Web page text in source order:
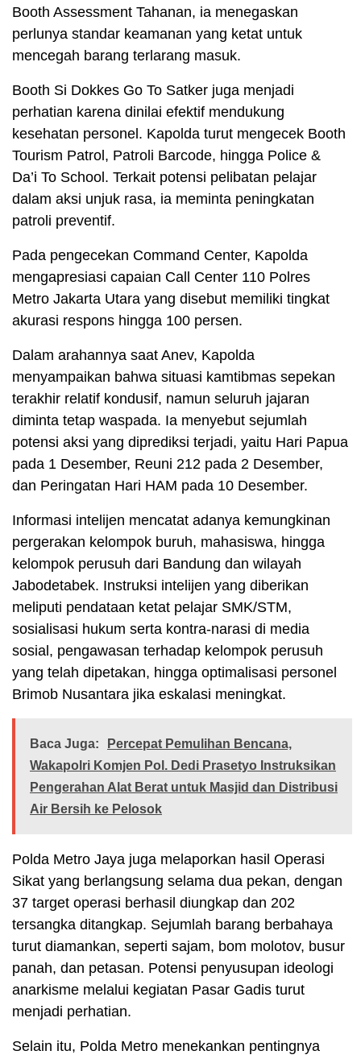
Booth Assessment Tahanan, ia menegaskan
perlunya standar keamanan yang ketat untuk
mencegah barang terlarang masuk.
Booth Si Dokkes Go To Satker juga menjadi
perhatian karena dinilai efektif mendukung
kesehatan personel. Kapolda turut mengecek Booth
Tourism Patrol, Patroli Barcode, hingga Police &
Da’i To School. Terkait potensi pelibatan pelajar
dalam aksi unjuk rasa, ia meminta peningkatan
patroli preventif.
Pada pengecekan Command Center, Kapolda
mengapresiasi capaian Call Center 110 Polres
Metro Jakarta Utara yang disebut memiliki tingkat
akurasi respons hingga 100 persen.
Dalam arahannya saat Anev, Kapolda
menyampaikan bahwa situasi kamtibmas sepekan
terakhir relatif kondusif, namun seluruh jajaran
diminta tetap waspada. Ia menyebut sejumlah
potensi aksi yang diprediksi terjadi, yaitu Hari Papua
pada 1 Desember, Reuni 212 pada 2 Desember,
dan Peringatan Hari HAM pada 10 Desember.
Informasi intelijen mencatat adanya kemungkinan
pergerakan kelompok buruh, mahasiswa, hingga
kelompok perusuh dari Bandung dan wilayah
Jabodetabek. Instruksi intelijen yang diberikan
meliputi pendataan ketat pelajar SMK/STM,
sosialisasi hukum serta kontra-narasi di media
sosial, pengawasan terhadap kelompok perusuh
yang telah dipetakan, hingga optimalisasi personel
Brimob Nusantara jika eskalasi meningkat.
Baca Juga:
Percepat Pemulihan Bencana,
Wakapolri Komjen Pol. Dedi Prasetyo Instruksikan
Pengerahan Alat Berat untuk Masjid dan Distribusi
Air Bersih ke Pelosok
Polda Metro Jaya juga melaporkan hasil Operasi
Sikat yang berlangsung selama dua pekan, dengan
37 target operasi berhasil diungkap dan 202
tersangka ditangkap. Sejumlah barang berbahaya
turut diamankan, seperti sajam, bom molotov, busur
panah, dan petasan. Potensi penyusupan ideologi
anarkisme melalui kegiatan Pasar Gadis turut
menjadi perhatian.
Selain itu, Polda Metro menekankan pentingnya